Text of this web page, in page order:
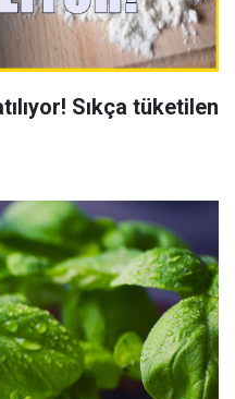
Sıkça tüketilen